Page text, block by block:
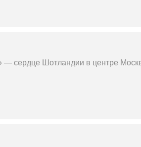
— сердце Шотландии в центре